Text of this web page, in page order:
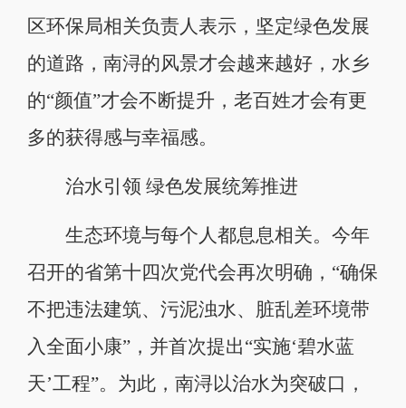
区环保局相关负责人表示，坚定绿色发展
的道路，南浔的风景才会越来越好，水乡
的“颜值”才会不断提升，老百姓才会有更
多的获得感与幸福感。
治水引领 绿色发展统筹推进
生态环境与每个人都息息相关。今年
召开的省第十四次党代会再次明确，“确保
不把违法建筑、污泥浊水、脏乱差环境带
入全面小康”，并首次提出“实施‘碧水蓝
天’工程”。为此，南浔以治水为突破口，